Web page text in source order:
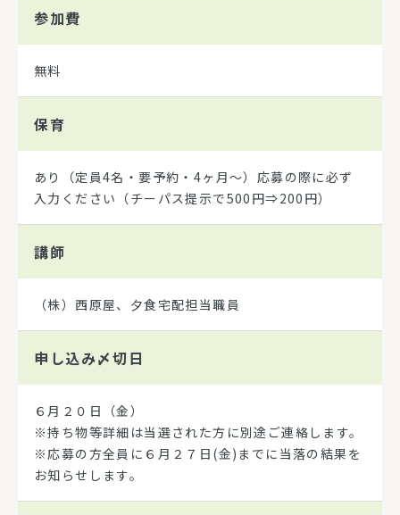
参加費
無料
保育
あり（定員4名・要予約・4ヶ月～）応募の際に必ず
入力ください（チーパス提示で500円⇒200円）
講師
（株）西原屋、夕食宅配担当職員
申し込み〆切日
６月２０日（金）
※持ち物等詳細は当選された方に別途ご連絡します。
※応募の方全員に６月２７日(金)までに当落の結果を
お知らせします。